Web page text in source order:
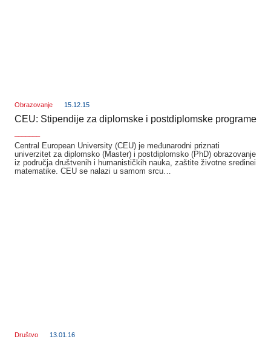
Obrazovanje 15.12.15
CEU: Stipendije za diplomske i postdiplomske programe
Central European University (CEU) je međunarodni priznati
univerzitet za diplomsko (Master) i postdiplomsko (PhD) obrazovanje
iz područja društvenih i humanističkih nauka, zaštite životne sredinei
matematike. CEU se nalazi u samom srcu…
Društvo 13.01.16